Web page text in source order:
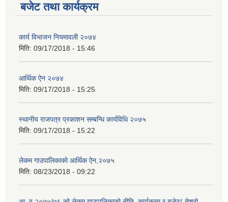
बजेट तथा कार्यक्रम
कार्य विभाजन नियमावली २०७४
मिति: 09/17/2018 - 15:46
आर्थिक ऐन २०७४
मिति: 09/17/2018 - 15:25
स्थानीय राजपत्र प्रकाशन सम्बन्धि कार्यविधि २०७५
मिति: 09/17/2018 - 15:22
लेकम गाउपालिकाको आर्थिक ऐन,२०७५
मिति: 08/23/2018 - 09:22